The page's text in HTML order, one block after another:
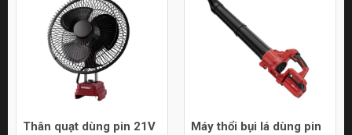
Thân quạt dùng pin 21V
Máy thổi bụi lá dùng pin